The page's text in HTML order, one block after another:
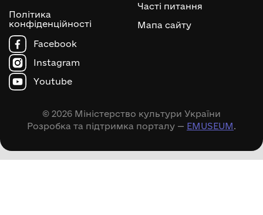
Політика
конфіденційності
Часті питання
Мапа сайту
Facebook
Instagram
Youtube
© 2026 Міністерство культури України
Розробка та підтримка порталу — EMUSEUM.